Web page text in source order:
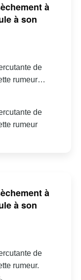
à
à son
de
rumeur…
de
rumeur
à
à son
de
rumeur.